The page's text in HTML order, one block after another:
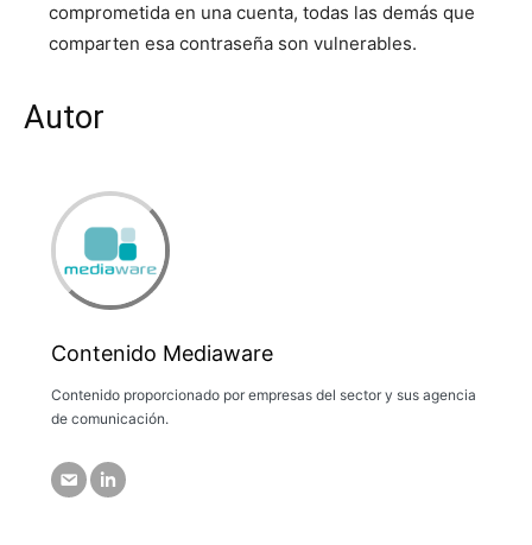
comprometida en una cuenta, todas las demás que
comparten esa contraseña son vulnerables.
Autor
Contenido Mediaware
Contenido proporcionado por empresas del sector y sus agencia
de comunicación.